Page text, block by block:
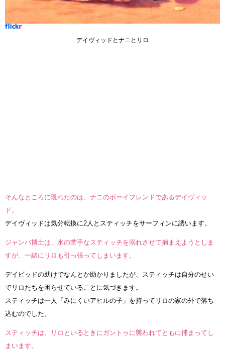
デイヴィッドとナニとリロ
そんなところに現れたのは、ナニのボーイフレンドであるデイヴィッ
ド。
デイヴィッドは気分転換に2人とスティッチをサーフィンに誘います。
ジャンバ博士は、水の苦手なスティッチを溺れさせて捕まえようとしま
すが、一緒にリロも引っ張ってしまいます。
デイビッドの助けでなんとか助かりましたが、スティッチは自分のせい
でリロたちを困らせていることに気づきます。
スティッチは一人「みにくいアヒルの子」を持ってリロの家の外で落ち
込むのでした。
スティッチは、リロといるときにガントゥに襲われてともに捕まってし
まいます。